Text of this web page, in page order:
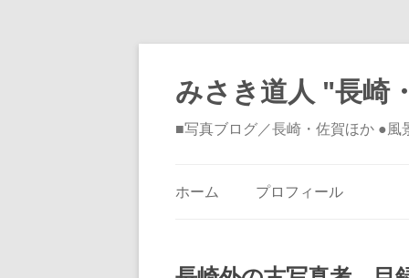
みさき道人 "長崎
■写真ブログ／長崎・佐賀ほか ●
ホーム プロフィール